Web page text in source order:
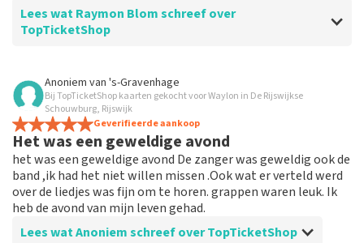
Lees wat Raymon Blom schreef over
TopTicketShop
Beoordeling van Raymon Blom over
Top
Prima service
Anoniem van 's-Gravenhage
Bij TopTicketShop kaarten gekocht voor Waylon in De Rijswijkse
Schouwburg, Rijswijk
Geverifieerde aankoop
Het was een geweldige avond
het was een geweldige avond De zanger was geweldig ook de
band ,ik had het niet willen missen .Ook wat er verteld werd
over de liedjes was fijn om te horen. grappen waren leuk. Ik
heb de avond van mijn leven gehad.
Lees wat Anoniem schreef over TopTicketShop